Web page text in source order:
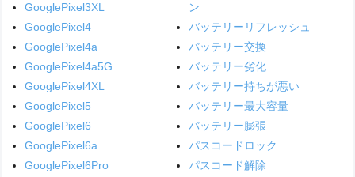
GooglePixel3XL
GooglePixel4
GooglePixel4a
GooglePixel4a5G
GooglePixel4XL
GooglePixel5
GooglePixel6
GooglePixel6a
GooglePixel6Pro
ン
バッテリーリフレッシュ
バッテリー交換
バッテリー劣化
バッテリー持ちが悪い
バッテリー最大容量
バッテリー膨張
パスコードロック
パスコード解除